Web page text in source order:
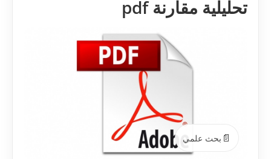
تحليلية مقارنة pdf
📄 بحث علمي